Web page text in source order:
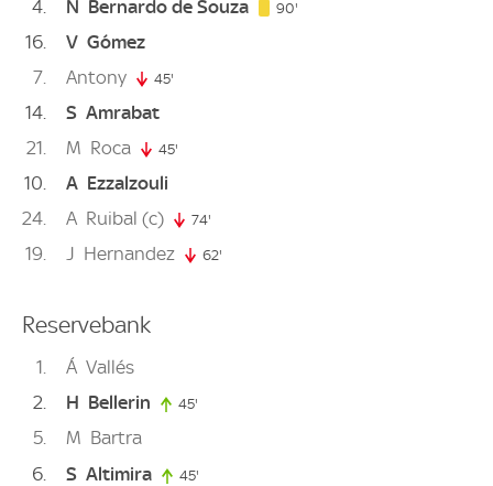
4
N Bernardo de Souza 90'
16 V Gómez
7
Antony 45'
14 S Amrabat
21
M Roca 45'
10 A Ezzalzouli
24
A Ruibal (c) 74'
19 J Hernandez 62'
Reservebank
1 Á Vallés
2
H Bellerin 45'
5 M Bartra
6
S Altimira 45'